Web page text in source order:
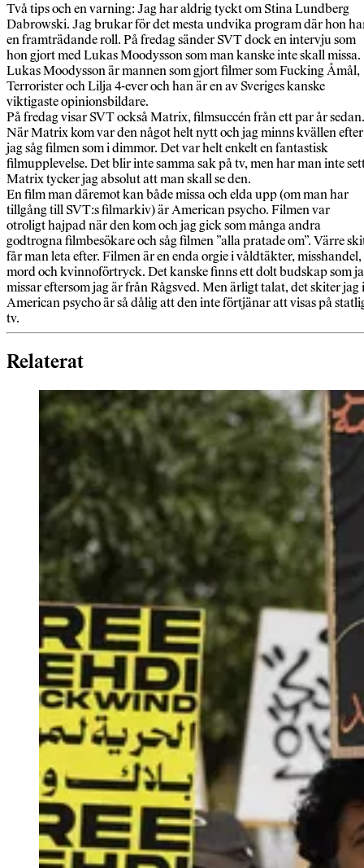
Två tips och en varning: Jag har aldrig tyckt om Stina Lundberg
Dabrowski. Jag brukar för det mesta undvika program där hon
en framträdande roll. På fredag sänder SVT dock en intervju som
hon gjort med Lukas Moodysson som man kanske inte skall missa.
Lukas Moodysson är mannen som gjort filmer som Fucking Åmål,
Terrorister och Lilja 4-ever och han är en av Sveriges kanske
viktigaste opinionsbildare.
På fredag visar SVT också Matrix, filmsuccén från ett par år sedan.
När Matrix kom var den något helt nytt och jag minns kvällen efter
jag såg filmen som i dimmor. Det var helt enkelt en fantastisk
filmupplevelse. Det blir inte samma sak på tv, men har man inte
Matrix tycker jag absolut att man skall se den.
En film man däremot kan både missa och elda upp (om man har
tillgång till SVT:s filmarkiv) är American psycho. Filmen var
otroligt hajpad när den kom och jag gick som många andra
godtrogna filmbesökare och såg filmen ”alla pratade om”. Värre
får man leta efter. Filmen är en enda orgie i våldtäkter, misshandel,
mord och kvinnoförtryck. Det kanske finns ett dolt budskap som
missar eftersom jag är från Rågsved. Men ärligt talat, det skiter jag
American psycho är så dålig att den inte förtjänar att visas på
tv.
Relaterat